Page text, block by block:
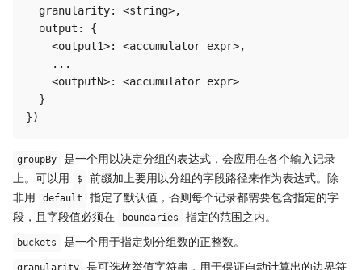
  granularity: <string>,
  output: {
    <output1>: <accumulator expr>,
    ...
    <outputN>: <accumulator expr>
  }
groupBy
是一个用以决定分组的表达式，会应用在各个输入记录
上。可以用
$
前缀加上要用以分组的字段路径来作为表达式。除
非用
default
指定了默认值，否则每个记录都需要包含指定的字
段，且字段值必须在
boundaries 指定的范围之内。
buckets 是一个用于指定划分组数的正整数。
granularity
是可选枚举值字符串，用于保证自动计算出的边界符